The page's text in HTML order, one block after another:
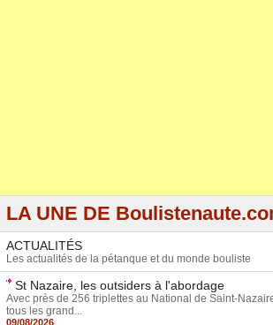
LA UNE DE
ACTUALITÉS
Les actualités de la pétanque et du monde bouliste
St Nazaire, les outsiders à l'abordage
Avec près de 256 triplettes au National de Saint-
tous les grand...
09/08/2026